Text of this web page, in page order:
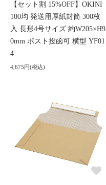
【セット割 15%OFF】OKINI
100均 発送用厚紙封筒 300枚
入 長形4号サイズ 約W205×H9
0mm ポスト投函可 横型 YF01
4
4,675円(税込)